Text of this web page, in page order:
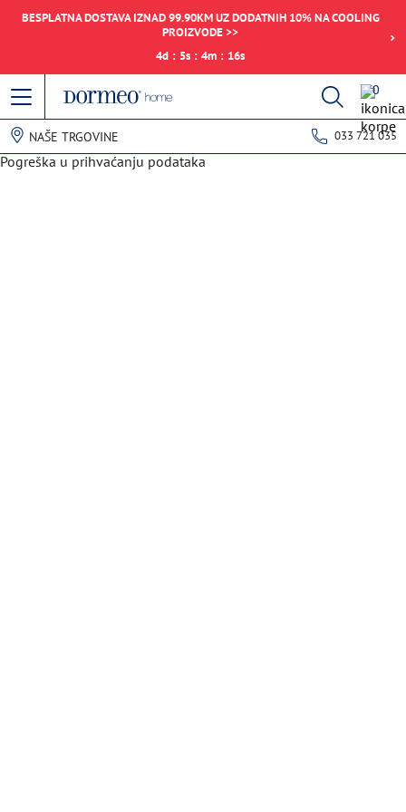
BESPLATNA DOSTAVA IZNAD 99.90KM UZ DODATNIH 10% NA COOLING
PROIZVODE >>
4d : 5s : 4m : 16s
0
NAŠE TRGOVINE 033 721 035
Pogreška u prihvaćanju podataka